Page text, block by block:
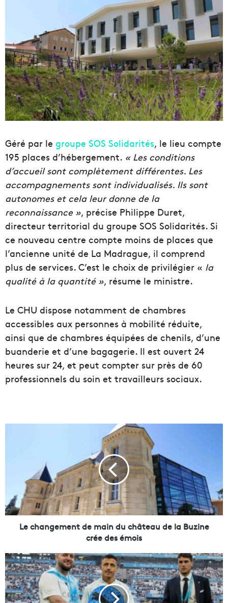
Géré par le groupe SOS Solidarités, le lieu compte
195 places d’hébergement. « Les conditions
d’accueil sont complètement différentes. Les
accompagnements sont individualisés. Ils sont
autonomes et cela leur donne de la
reconnaissance », précise Philippe Duret,
directeur territorial du groupe SOS Solidarités. Si
ce nouveau centre compte moins de places que
l’ancienne unité de La Madrague, il comprend
plus de services. C’est le choix de privilégier « la
qualité à la quantité », résume le ministre.
Le CHU dispose notamment de chambres
accessibles aux personnes à mobilité réduite,
ainsi que de chambres équipées de chenils, d’une
buanderie et d’une bagagerie. Il est ouvert 24
heures sur 24, et peut compter sur près de 60
professionnels du soin et travailleurs sociaux.
e
m
d
e
m
a
i
Le changement de main du château de la Buzine
crée des émois
A
v
e
c